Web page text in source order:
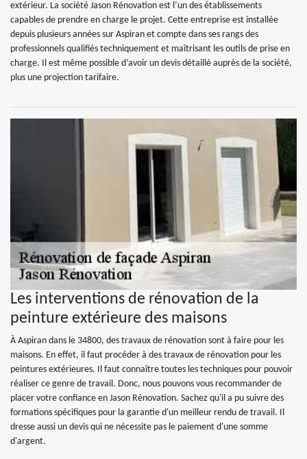
extérieur. La société Jason Rénovation est l’un des établissements
capables de prendre en charge le projet. Cette entreprise est installée
depuis plusieurs années sur Aspiran et compte dans ses rangs des
professionnels qualifiés techniquement et maîtrisant les outils de prise en
charge. Il est même possible d’avoir un devis détaillé auprès de la société,
plus une projection tarifaire.
Les interventions de rénovation de la
peinture extérieure des maisons
À Aspiran dans le 34800, des travaux de rénovation sont à faire pour les
maisons. En effet, il faut procéder à des travaux de rénovation pour les
peintures extérieures. Il faut connaître toutes les techniques pour pouvoir
réaliser ce genre de travail. Donc, nous pouvons vous recommander de
placer votre confiance en Jason Rénovation. Sachez qu'il a pu suivre des
formations spécifiques pour la garantie d'un meilleur rendu de travail. Il
dresse aussi un devis qui ne nécessite pas le paiement d'une somme
d'argent.